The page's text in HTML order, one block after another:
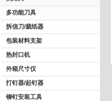
多功能刀具
拆信刀/裁纸器
包装材料支架
热封口机
外箱尺寸仪
打钉器/起钉器
铆钉安装工具